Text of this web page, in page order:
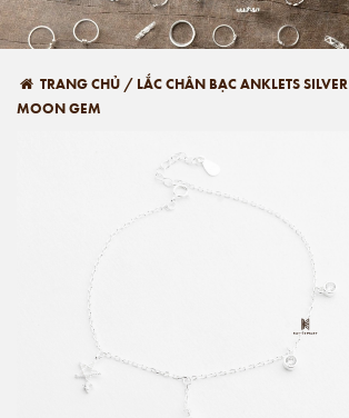
TRANG CHỦ / LẮC CHÂN BẠC ANKLETS SILVER
MOON GEM